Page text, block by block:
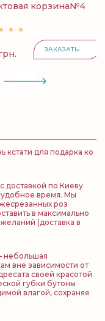
корзина№4
ЗАКАЗАТЬ
кстати для подарка ко
с доставкой по Киеву
время. Мы
роз
в максимально
(доставка в
небольшая
вне зависимости от
своей красотой
губки бутоны
влагой, сохраняя